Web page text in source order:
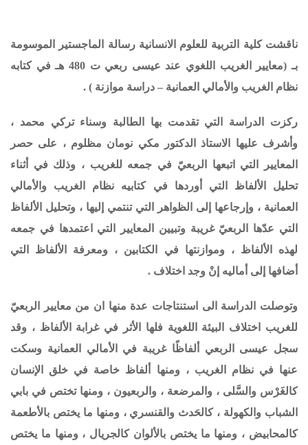
ناقشت كلية التربية للعلوم الانسانية رسالة الماجستير الموسومة
بـ (
معايير الغريب اللغوي عند عيسى ربعي ت 480 هـ في كتابه
نظام الغريب والأمالي العمانية – دراسة موازنة ) .
ركزت الدراسة التي تقدمت بها الطالبة وسناء تركي محمد ،
وأشرف عليها الاستاذ الدكتور مكي نومان مظلوم ، على حصر
المعايير التي اتبعها الربعيّ في جمعه للغريب ، وذلك في أثناء
تحليل الألفاظ التي أوردها في كتابيه نظام الغريب والأمالي
العمانية ، وإرجاعها إلى الظواهر التي تنتمي إليها ، وتحليل الألفاظ
التي عدّها الربعيّ غريبة وتبيين المعايير التي اعتمدها في جمعه
لهذه الألفاظ ، وموازنتها في الكتابين ، ومعرفة الألفاظ التي
أضافها إلى أماليه إنْ وجد اختلاف .
وتوصلت الدراسة الى استنتاجات عدة منها ان من معايير الربعيّ
للغريب اختلاف البيئة اللغوية فلها الأثر في غرابة الألفاظ ، وقد
سجل عيسى الربعي ألفاظًا غريبة في الأمالي العمانية وسكت
عنها في نظام الغريب ، ومنها ألفاظ خاصة في خلق الإنسان
كالغَرْس والسَّلى ، والمرضعة ، والربعيون ، ومنها تختص في بابي
الشباب والكهولة ، كالحَدث والقنسري ، ومنها ما يختص بالأطعمة
كالمحابيض ، ومنها ما يختص بالألوان كالجريال ، ومنها ما يختص